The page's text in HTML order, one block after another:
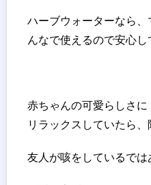
ハーブウォーターなら
んなで使えるので安心し
赤ちゃんの可愛らしさ
リラックスしていたら、
友人が咳をしているでは